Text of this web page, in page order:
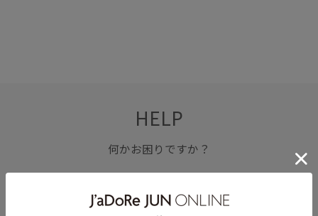
HELP
何かお困りですか？